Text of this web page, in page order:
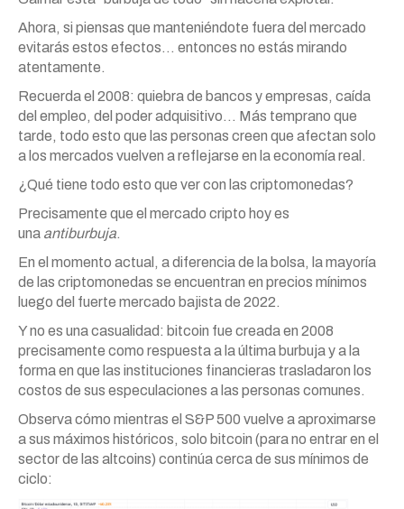
Ahora, si piensas que manteniéndote fuera del mercado
evitarás estos efectos… entonces no estás mirando
atentamente.
Recuerda el 2008: quiebra de bancos y empresas, caída
del empleo, del poder adquisitivo… Más temprano que
tarde, todo esto que las personas creen que afectan solo
a los mercados vuelven a reflejarse en la economía real.
¿Qué tiene todo esto que ver con las criptomonedas?
Precisamente que el mercado cripto hoy es
una antiburbuja.
En el momento actual, a diferencia de la bolsa, la mayoría
de las criptomonedas se encuentran en precios mínimos
luego del fuerte mercado bajista de 2022.
Y no es una casualidad: bitcoin fue creada en 2008
precisamente como respuesta a la última burbuja y a la
forma en que las instituciones financieras trasladaron los
costos de sus especulaciones a las personas comunes.
Observa cómo mientras el S&P 500 vuelve a aproximarse
a sus máximos históricos, solo bitcoin (para no entrar en el
sector de las altcoins) continúa cerca de sus mínimos de
ciclo: